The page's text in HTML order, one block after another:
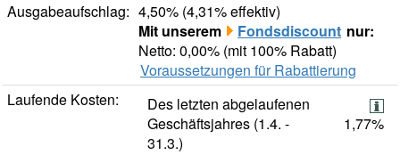
Ausgabeaufschlag: 4,50% (4,31% effektiv)
Mit unserem
Fondsdiscount nur:
Netto: 0,00% (mit 100% Rabatt)
Voraussetzungen für Rabattierung
Laufende Kosten:
Des letzten abgelaufenen
Geschäftsjahres (1.4. -
31.3.)
1,77%